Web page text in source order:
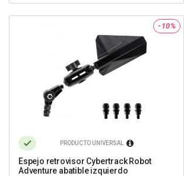
-10%
PRODUCTO UNIVERSAL
Espejo retrovisor Cybertrack Robot
Adventure abatible izquierdo